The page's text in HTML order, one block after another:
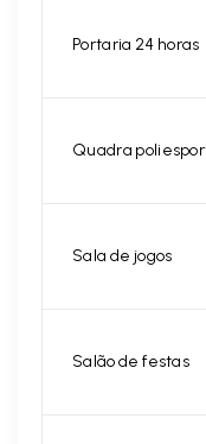
Portaria 24 horas
Quadra
Sala de jogos
Salão de festas